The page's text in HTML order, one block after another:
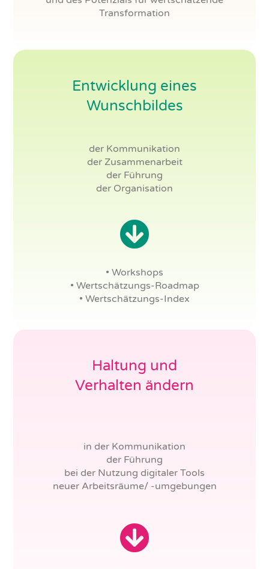
Transformation
Entwicklung eines
Wunschbildes
der Kommunikation
der Zusammenarbeit
der Führung
der Organisation
• Workshops
• Wertschätzungs-Roadmap
• Wertschätzungs-Index
Haltung und
Verhalten ändern
in der Kommunikation
der Führung
bei der Nutzung digitaler Tools
neuer Arbeitsräume/ -umgebungen